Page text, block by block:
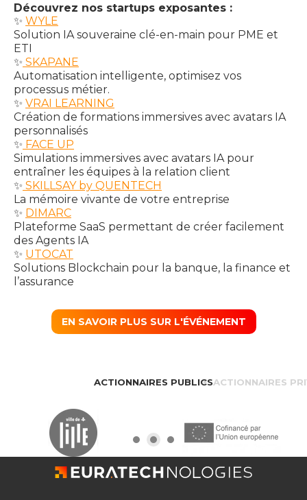
Découvrez nos startups exposantes :
✨ WYLE
Solution IA souveraine clé-en-main pour PME et
ETI
✨ SKAPANE
Automatisation intelligente, optimisez vos
processus métier.
✨ VRAI LEARNING
Création de formations immersives avec avatars IA
personnalisés
✨ FACE UP
Simulations immersives avec avatars IA pour
entraîner les équipes à la relation client
✨ SKILLSAY by QUENTECH
La mémoire vivante de votre entreprise
✨ DIMARC
Plateforme SaaS permettant de créer facilement
des Agents IA
✨ UTOCAT
Solutions Blockchain pour la banque, la finance et
l’assurance
EN SAVOIR PLUS SUR L'ÉVÉNEMENT
ACTIONNAIRES PUBLICSACTIONNAIRES